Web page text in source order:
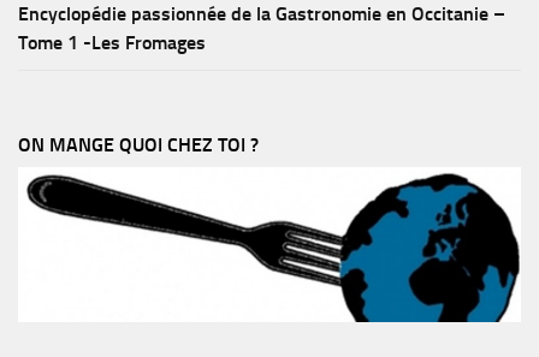
Encyclopédie passionnée de la Gastronomie en Occitanie –
Tome 1 -Les Fromages
ON MANGE QUOI CHEZ TOI ?